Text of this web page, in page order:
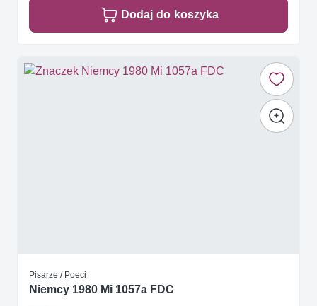
Dodaj do koszyka
Pisarze / Poeci
Niemcy 1980 Mi 1057a FDC